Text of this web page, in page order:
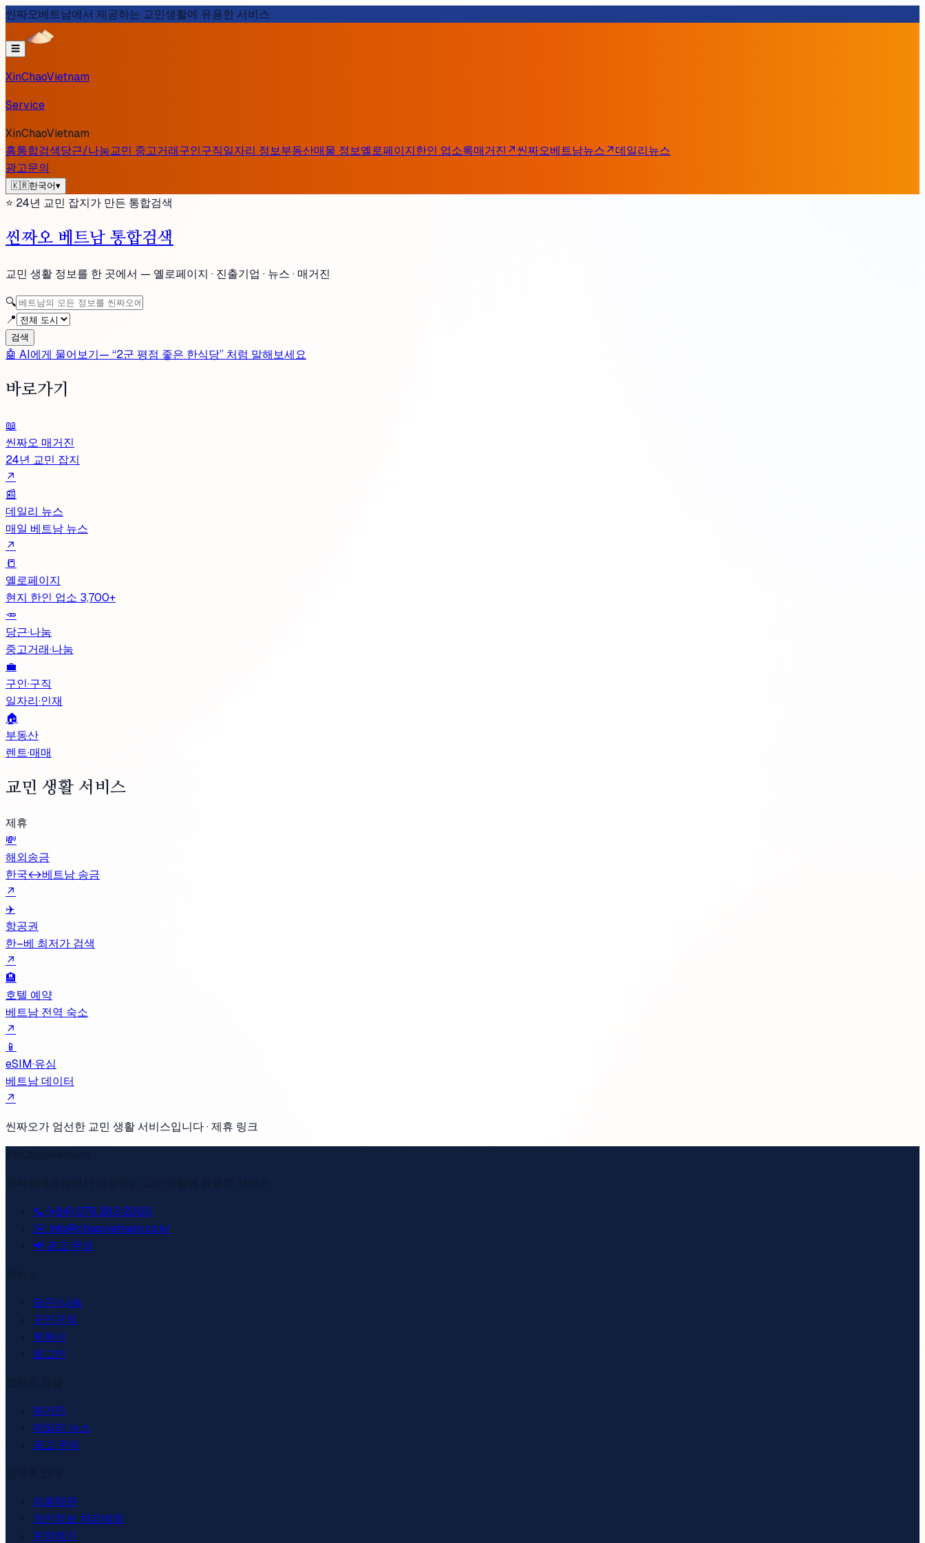
씬짜오베트남에서 제공하는 교민생활에 유용한 서비스
☰
XinChaoVietnam
Service
XinChaoVietnam
홈통합검색당근/나눔교민 중고거래구인구직일자리 정보부동산매물 정보옐로페이지한인 업소록매거진 ↗씬짜오베트남뉴스↗데일리뉴스
광고문의
🇰🇷한국어▾
⭐ 24년 교민 잡지가 만든 통합검색
씬짜오 베트남 통합검색
교민 생활 정보를 한 곳에서 — 옐로페이지 · 진출기업 · 뉴스 · 매거진
🔍
📍
검색
🤖 AI에게 물어보기— “2군 평점 좋은 한식당” 처럼 말해보세요
바로가기
📖
씬짜오 매거진
24년 교민 잡지
↗
📰
데일리 뉴스
매일 베트남 뉴스
↗
📒
옐로페이지
현지 한인 업소 3,700+
🥕
당근·나눔
중고거래·나눔
💼
구인·구직
일자리·인재
🏠
부동산
렌트·매매
교민 생활 서비스
제휴
💸
해외송금
한국↔베트남 송금
↗
✈️
항공권
한–베 최저가 검색
↗
🏨
호텔 예약
베트남 전역 숙소
↗
📱
eSIM·유심
베트남 데이터
↗
씬짜오가 엄선한 교민 생활 서비스입니다 · 제휴 링크
📞 (+84) 079 283 2000
✉️ info@chaovietnam.co.kr
📢 광고 문의
당근/나눔
구인구직
부동산
로그인
매거진
데일리 뉴스
광고 문의
이용약관
개인정보 처리방침
문의하기